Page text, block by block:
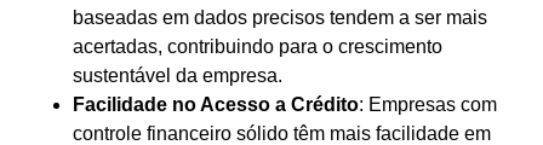
baseadas em dados precisos tendem a ser mais
acertadas, contribuindo para o crescimento
sustentável da empresa.
Facilidade no Acesso a Crédito: Empresas com
controle financeiro sólido têm mais facilidade em